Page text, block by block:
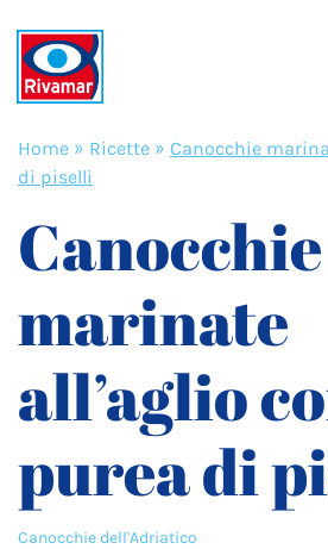
Home » Ricette » Canocchie
di piselli
Canocchie
marinate
all’aglio
purea di
Canocchie dell'Adriatico